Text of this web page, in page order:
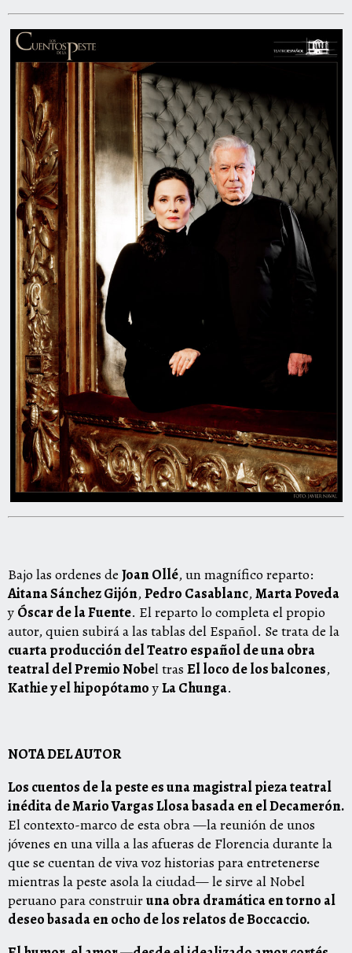
Bajo las ordenes de Joan Ollé, un magnífico reparto:
Aitana Sánchez Gijón,Pedro Casablanc,Marta Poveda
y Óscar de la Fuente. El reparto lo completa el propio
autor, quien subirá a las tablas del Español. Se trata de la
cuarta producción del Teatro español de una obra
teatral del Premio Nobel tras El loco de los balcones,
Kathie y el hipopótamoyLa Chunga.
NOTA DEL AUTOR
Los cuentos de la peste es una magistral pieza teatral
inédita de Mario Vargas Llosa basada en el Decamerón.
El contexto-marco de esta obra —la reunión de unos
jóvenes en una villa a las afueras de Florencia durante la
que se cuentan de viva voz historias para entretenerse
mientras la peste asola la ciudad— le sirve al Nobel
peruano para construiruna obra dramática en torno al
deseo basada en ocho de los relatos de Boccaccio.